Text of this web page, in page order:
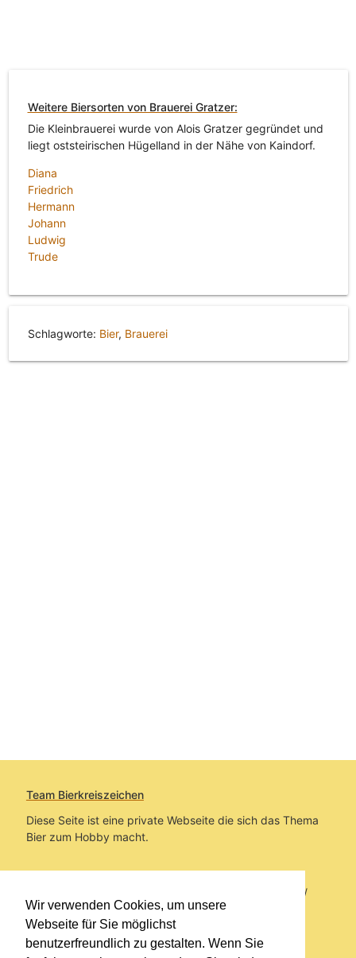
Wir verwenden Cookies, um unsere
Webseite für Sie möglichst
benutzerfreundlich zu gestalten. Wenn Sie
Weitere Biersorten von Brauerei Gratzer:
Die Kleinbrauerei wurde von Alois Gratzer gegründet und
liegt oststeirischen Hügelland in der Nähe von Kaindorf.
Diana
Friedrich
Hermann
Johann
Ludwig
Trude
Schlagworte: Bier, Brauerei
Team Bierkreiszeichen
Diese Seite ist eine private Webseite die sich das Thema
Bier zum Hobby macht.
Sie befinden sich auf https://www.bierkreiszeichen.at/
im Pfad:Übers Bier/Biersorten
Erstellt: 2013-01-09